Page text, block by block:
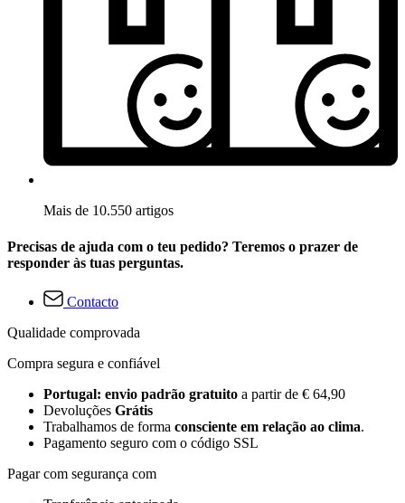
Mais de 10.550 artigos
Precisas de ajuda com o teu pedido? Teremos o prazer de
responder às tuas perguntas.
Contacto
Qualidade comprovada
Compra segura e confiável
Portugal: envio padrão gratuito a partir de € 64,90
Devoluções Grátis
Trabalhamos de forma consciente em relação ao clima.
Pagamento seguro com o código SSL
Pagar com segurança com